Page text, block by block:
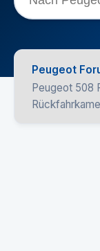
Peugeot
Peugeot 508